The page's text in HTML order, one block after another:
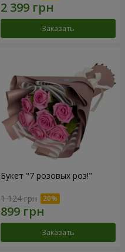
Заказать
Букет "7 розовых роз!"
1 124 грн
Заказать